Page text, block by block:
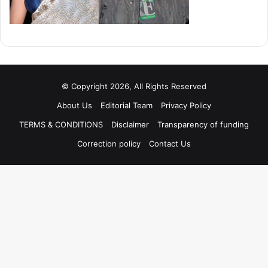
© Copyright 2026, All Rights Reserved
About Us
Editorial Team
Privacy Policy
TERMS & CONDITIONS
Disclaimer
Transparency of funding
Correction policy
Contact Us